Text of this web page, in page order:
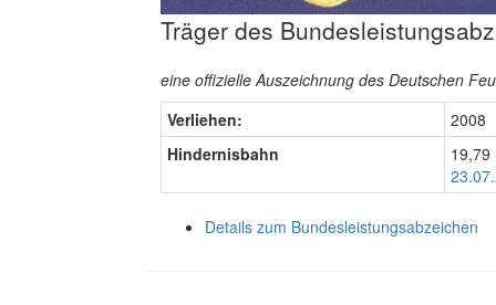
Träger des
eine offizielle Auszeichnung des Deutschen
Verliehen:
2008
Hindernisbahn
19,79
Details zum Bundesleistungsabzeichen